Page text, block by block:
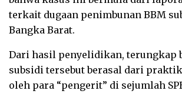
terkait dugaan penimbunan BBM
Bangka Barat.
Dari hasil penyelidikan, terungkap
subsidi tersebut berasal dari
oleh para “pengerit” di sejumlah